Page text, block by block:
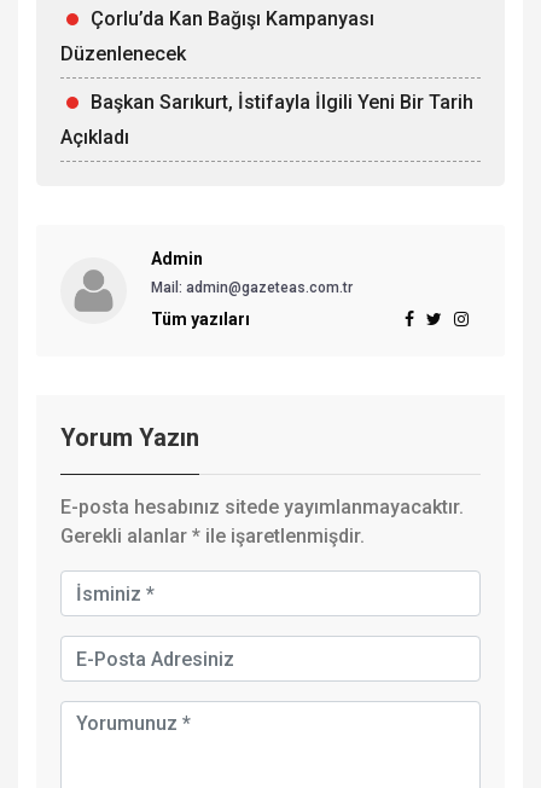
Çorlu’da Kan Bağışı Kampanyası
Düzenlenecek
Başkan Sarıkurt, İstifayla İlgili Yeni Bir Tarih
Açıkladı
Admin
Mail: admin@gazeteas.com.tr
Tüm yazıları
Yorum Yazın
E-posta hesabınız sitede yayımlanmayacaktır.
Gerekli alanlar * ile işaretlenmişdir.